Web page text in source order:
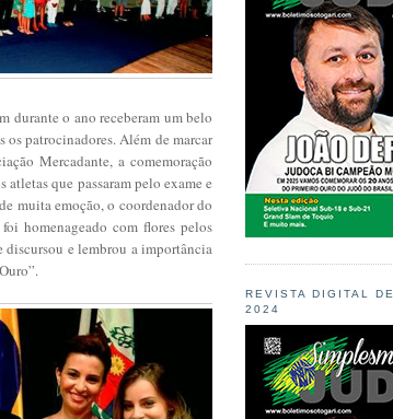
durante o ano receberam um belo
patrocinadores. Além de marcar
Mercadante, a comemoração
atletas que passaram pelo exame e
muita emoção, o coordenador do
homenageado com flores pelos
discursou e lembrou a importância
REVISTA DIGITAL
2024